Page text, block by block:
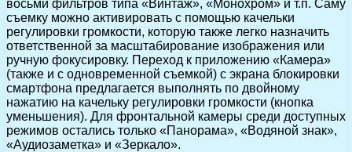
восьми фильтров типа «Винтаж», «Монохром» и т.п. Саму
съемку можно активировать с помощью качельки
регулировки громкости, которую также легко назначить
ответственной за масштабирование изображения или
ручную фокусировку. Переход к приложению «Камера»
(также и с одновременной съемкой) с экрана блокировки
смартфона предлагается выполнять по двойному
нажатию на качельку регулировки громкости (кнопка
уменьшения). Для фронтальной камеры среди доступных
режимов остались только «Панорама», «Водяной знак»,
«Аудиозаметка» и «Зеркало».